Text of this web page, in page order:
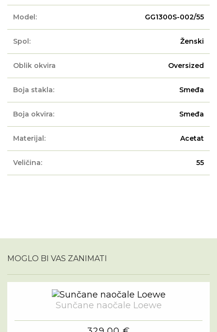
Model: GG1300S-002/55
Spol: Ženski
Oblik okvira Oversized
Boja stakla: Smeđa
Boja okvira: Smeđa
Materijal: Acetat
Veličina: 55
MOGLO BI VAS ZANIMATI
Sunčane naočale Loewe